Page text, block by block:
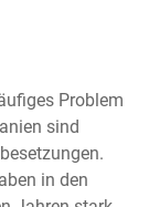
Problem
sind
in den